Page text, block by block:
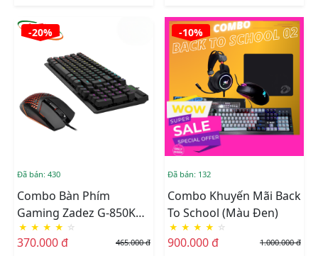
-20%
Đã bán: 430
Combo Bàn Phím
Gaming Zadez G-850K
Gen 2 + Chuột Gaming
Zadez G-151M
★ ★ ★ ★ ☆
370.000 đ 465.000 đ
-10%
Đã bán: 132
Combo Khuyến Mãi Back
To School (Màu Đen)
★ ★ ★ ★ ☆
900.000 đ 1.000.000 đ